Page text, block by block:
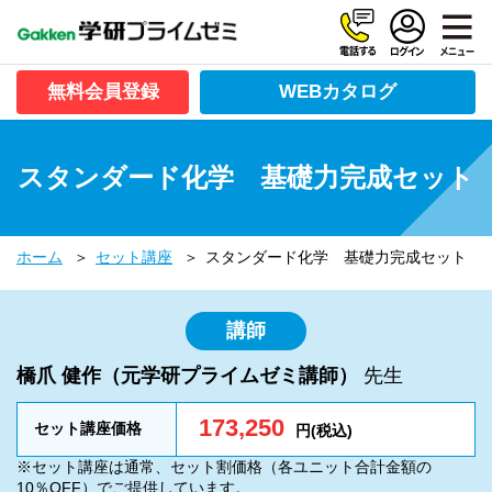
無料会員登録 WEBカタログ
スタンダード化学 基礎力完成セット
ホーム セット講座 スタンダード化学 基礎力完成セット
講師
橋爪 健作（元学研プライムゼミ講師） 先生
セット講座価格 173,250 円(税込)
※セット講座は通常、セット割価格（各ユニット合計金額の
10％OFF）でご提供しています。